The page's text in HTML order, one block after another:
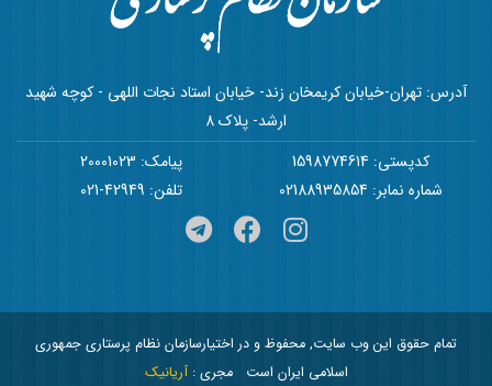
آدرس: تهران-خیابان کریمخان زند- خیابان استاد نجات اللهی - کوچه شهید
ارشد- پلاک 8
کدپستی: 1598774614
پیامک: 20001023
شماره نمابر: 02188935854
تلفن: 42949-021
تمام حقوق این وب سایت, محفوظ و در اختیارسازمان نظام پرستاری جمهوری
اسلامی ایران است
مجری :آریانیک